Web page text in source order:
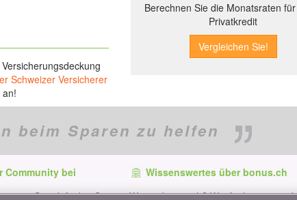
Schweizer Versicherer
Berechnen Sie die Monatsraten
Privatkredit
beim Sparen zu helfen
Community bei
Stand, finden Sie
Wissenswertes über bonus.ch
Wer ist bonus.ch? Wie funktionieren